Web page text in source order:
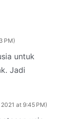
PM
untuk
Jadi
at 9:45 PM